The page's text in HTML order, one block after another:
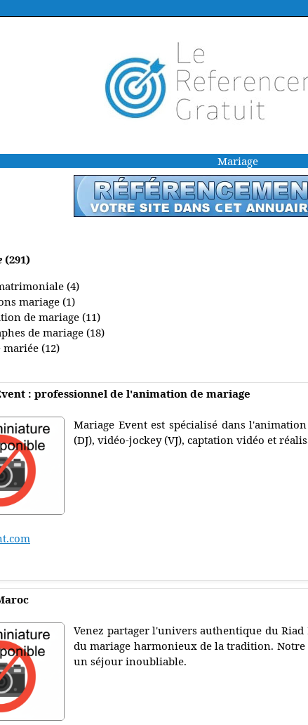
Mariage
(291)
(4)
mariage (1)
de mariage (11)
de mariage (18)
mariée (12)
: professionnel de l'animation de mariage
Mariage Event est spécialisé dans
(DJ), vidéo-jockey (VJ), captation vidéo et
Venez partager l'univers authentique du
du mariage harmonieux de la tradition.
un séjour inoubliable.